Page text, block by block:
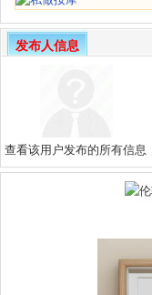
发布人信息
查看该用户发布的所有信息